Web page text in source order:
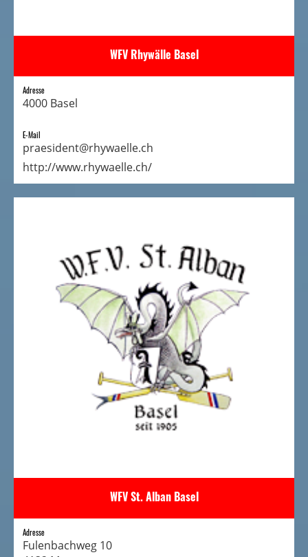
WFV Rhywälle Basel
Adresse
4000 Basel
E-Mail
praesident@rhywaelle.ch
http://www.rhywaelle.ch/
WFV St. Alban Basel
Adresse
Fulenbachweg 10